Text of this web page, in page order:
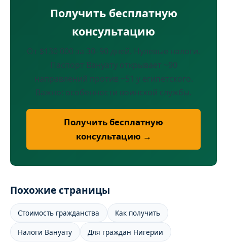
Получить бесплатную
консультацию
От $130 000 за 30–90 дней. Нулевые налоги.
Паспорт Вануату открывает ~90
направлений против ~51 у египетского.
Важно: особенности воинской службы.
Получить бесплатную
консультацию →
Похожие страницы
Стоимость гражданства
Как получить
Налоги Вануату
Для граждан Нигерии